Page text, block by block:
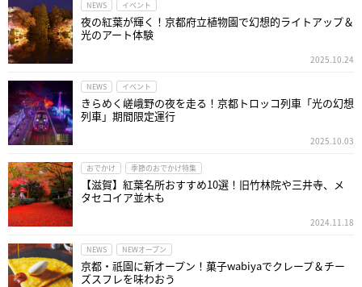
NEWS イベント
夜の紅葉が輝く！京都府立植物園で幻想的ライトアップ＆
光のアート体験
2025.10.24
NEWS イベント
きらめく嵯峨野の夜を走る！京都トロッコ列車「光の幻想
列車」期間限定運行
2025.10.03
おでかけ 季節のおでかけ特集
【滋賀】紅葉名所おすすめ10選！旧竹林院や三井寺、メ
タセコイア並木も
2024.11.18
NEWS NEWオープン
京都・祇園に新オープン！菓子wabiyaでクレープ＆チー
ズスフレを味わおう